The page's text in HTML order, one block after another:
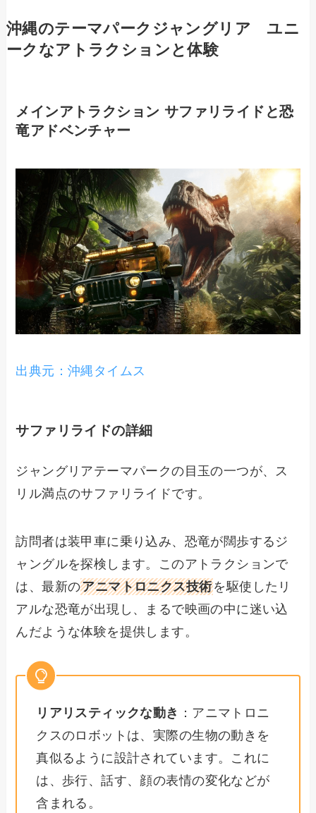
沖縄のテーマパークジャングリアユニ
ークなアトラクションと体験
メインアトラクション サファリライドと恐
竜アドベンチャー
出典元：沖縄タイムス
サファリライドの詳細
ジャングリアテーマパークの目玉の一つが、ス
リル満点のサファリライドです。
訪問者は装甲車に乗り込み、恐竜が闊歩するジ
ャングルを探検します。このアトラクションで
は、最新のアニマトロニクス技術を駆使したリ
アルな恐竜が出現し、まるで映画の中に迷い込
んだような体験を提供します。
リアリスティックな動き ：アニマトロニ
クスのロボットは、実際の生物の動きを
真似るように設計されています。これに
は、歩行、話す、顔の表情の変化などが
含まれる。